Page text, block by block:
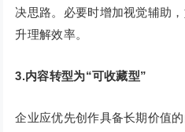
决思路。必要时增加视觉辅助
升理解效率。
3.内容转型为“可收藏型”
企业应优先创作具备长期价值